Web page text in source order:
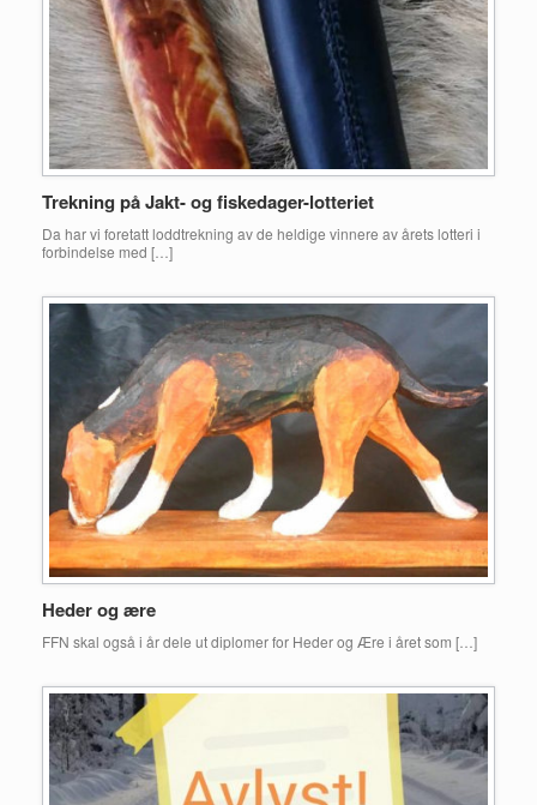
Trekning på Jakt- og fiskedager-lotteriet
Da har vi foretatt loddtrekning av de heldige vinnere av årets lotteri i
forbindelse med […]
Heder og ære
FFN skal også i år dele ut diplomer for Heder og Ære i året som […]